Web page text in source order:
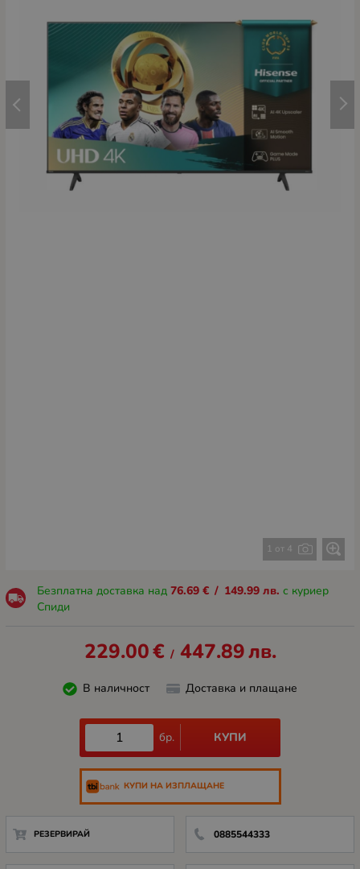
1 от 4
Безплатна доставка над 76.69 € / 149.99 лв. с куриер
Спиди
229.00€ / 447.89лв.
В наличност Доставка и плащане
бр. КУПИ
КУПИ НА ИЗПЛАЩАНЕ
РЕЗЕРВИРАЙ 0885544333